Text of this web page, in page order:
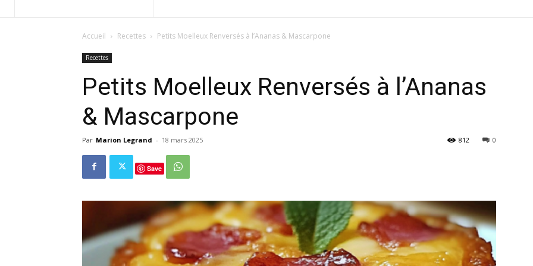
Accueil Recettes Petits Moelleux Renversés à l’Ananas & Mascarpone
Recettes
Petits Moelleux Renversés à l’Ananas
& Mascarpone
Par Marion Legrand - 18 mars 2025 0
812
Save